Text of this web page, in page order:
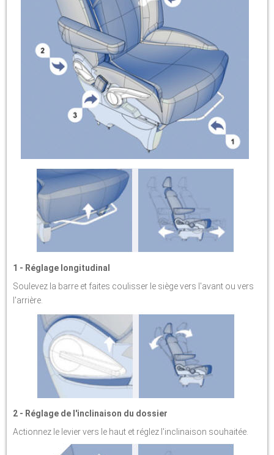
1 - Réglage longitudinal
Soulevez la barre et faites coulisser le siège vers l'avant ou vers
l'arrière.
2 - Réglage de l'inclinaison du dossier
Actionnez le levier vers le haut et réglez l'inclinaison souhaitée.